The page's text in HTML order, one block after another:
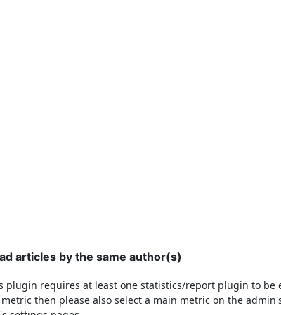
articles by the same author(s)
plugin requires at least one statistics/report plugin to
then please also select a main metric on the